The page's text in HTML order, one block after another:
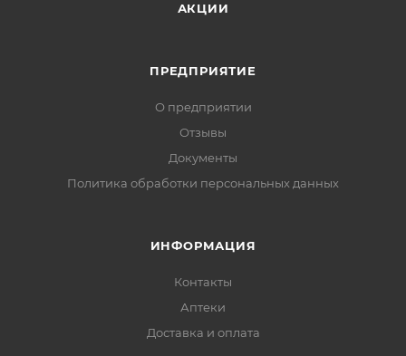
АКЦИИ
ПРЕДПРИЯТИЕ
О предприятии
Отзывы
Документы
Политика обработки персональных данных
ИНФОРМАЦИЯ
Контакты
Аптеки
Доставка и оплата